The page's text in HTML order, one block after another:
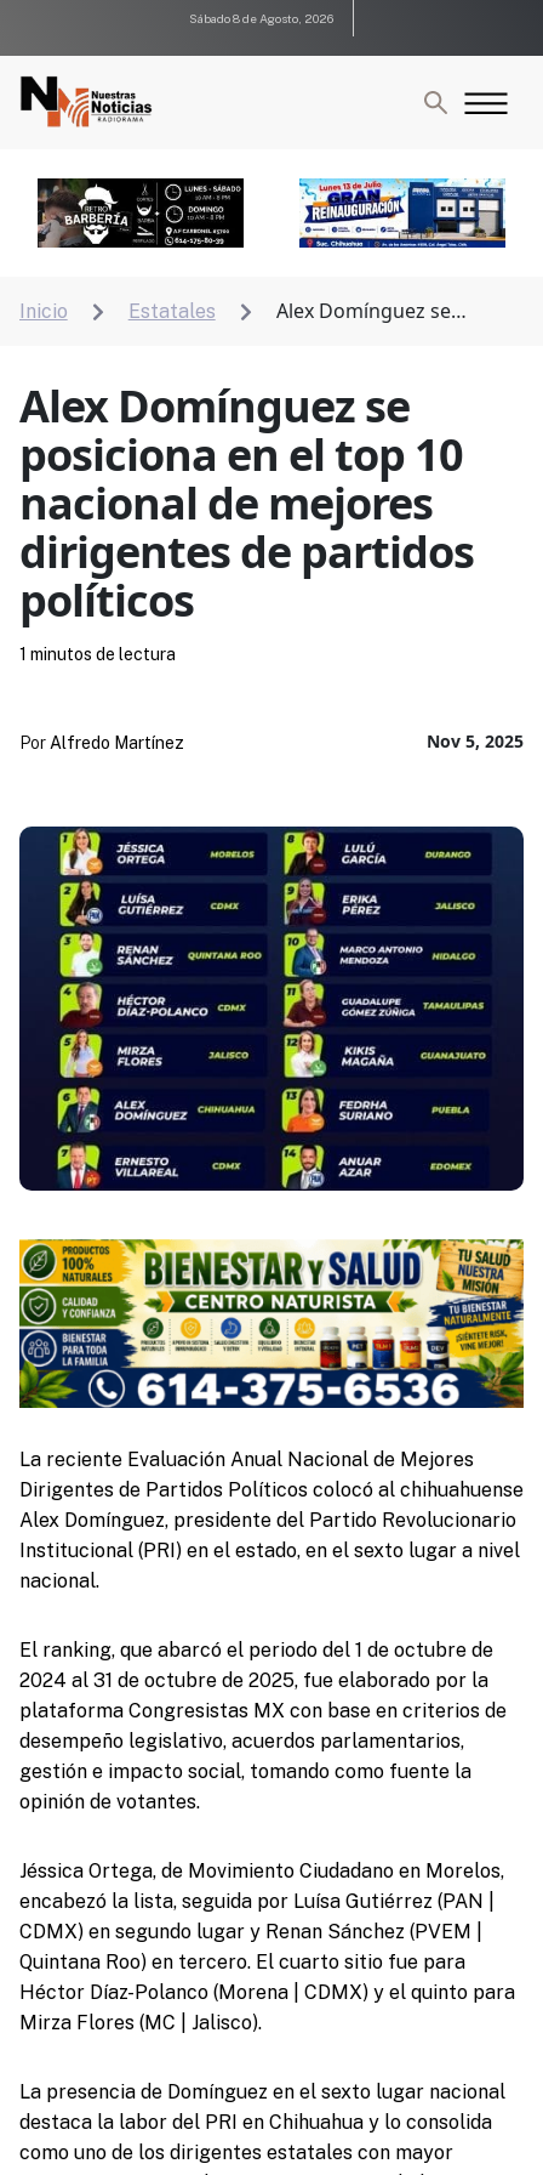
Sábado 8 de Agosto, 2026
Inicio  Estatales 
Alex Domínguez se
Alex Domínguez se
posiciona en el top 10
nacional de mejores
dirigentes de partidos
políticos
Nov 5, 2025
Por Alfredo Martínez
1 minutos de lectura
La reciente Evaluación Anual Nacional de Mejores
Dirigentes de Partidos Políticos colocó al chihuahuense
Alex Domínguez, presidente del Partido Revolucionario
Institucional (PRI) en el estado, en el sexto lugar a nivel
nacional.
El ranking, que abarcó el periodo del 1 de octubre de
2024 al 31 de octubre de 2025, fue elaborado por la
plataforma Congresistas MX con base en criterios de
desempeño legislativo, acuerdos parlamentarios,
gestión e impacto social, tomando como fuente la
opinión de votantes.
Jéssica Ortega, de Movimiento Ciudadano en Morelos,
encabezó la lista, seguida por Luísa Gutiérrez (PAN |
CDMX) en segundo lugar y Renan Sánchez (PVEM |
Quintana Roo) en tercero. El cuarto sitio fue para
Héctor Díaz-Polanco (Morena | CDMX) y el quinto para
Mirza Flores (MC | Jalisco).
La presencia de Domínguez en el sexto lugar nacional
destaca la labor del PRI en Chihuahua y lo consolida
como uno de los dirigentes estatales con mayor